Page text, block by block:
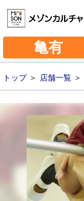
亀有
トップ＞ 店舗一覧 ＞